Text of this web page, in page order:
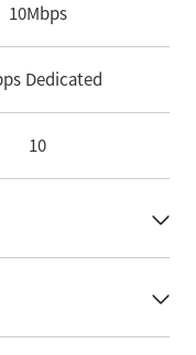
10Mbps
Dedicated
10